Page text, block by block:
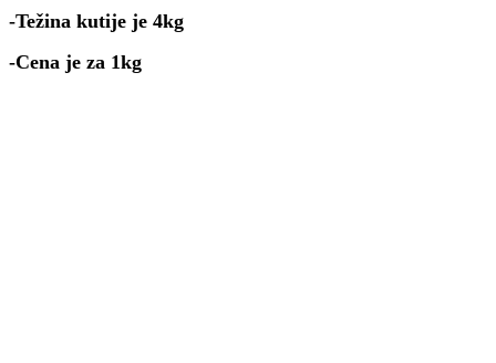
-Težina kutije je 4kg
-Cena je za 1kg